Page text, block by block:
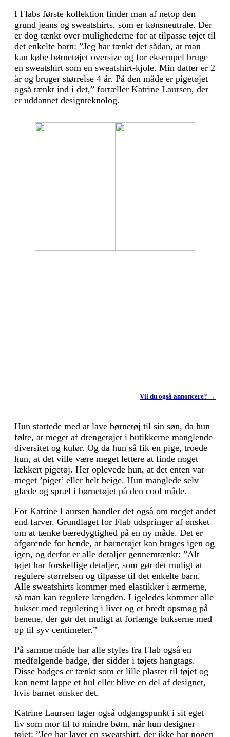
I Flabs første kollektion finder man af netop den
grund jeans og sweatshirts, som er kønsneutrale. Der
er dog tænkt over mulighederne for at tilpasse tøjet til
det enkelte barn: ”Jeg har tænkt det sådan, at man
kan købe børnetøjet oversize og for eksempel bruge
en sweatshirt som en sweatshirt-kjole. Min datter er 2
år og bruger størrelse 4 år. På den måde er pigetøjet
også tænkt ind i det,” fortæller Katrine Laursen, der
er uddannet designteknolog.
Vil du også annoncere? →
Hun startede med at lave børnetøj til sin søn, da hun
følte, at meget af drengetøjet i butikkerne manglende
diversitet og kulør. Og da hun så fik en pige, troede
hun, at det ville være meget lettere at finde noget
lækkert pigetøj. Her oplevede hun, at det enten var
meget ’piget’ eller helt beige. Hun manglede selv
glæde og spræl i børnetøjet på den cool måde.
For Katrine Laursen handler det også om meget andet
end farver. Grundlaget for Flab udspringer af ønsket
om at tænke bæredygtighed på en ny måde. Det er
afgørende for hende, at børnetøjet kan bruges igen og
igen, og derfor er alle detaljer gennemtænkt: ”Alt
tøjet har forskellige detaljer, som gør det muligt at
regulere størrelsen og tilpasse til det enkelte barn.
Alle sweatshirts kommer med elastikker i ærmerne,
så man kan regulere længden. Ligeledes kommer alle
bukser med regulering i livet og et bredt opsmøg på
benene, der gør det muligt at forlænge bukserne med
op til syv centimeter.”
På samme måde har alle styles fra Flab også en
medfølgende badge, der sidder i tøjets hangtags.
Disse badges er tænkt som et lille plaster til tøjet og
kan nemt lappe et hul eller blive en del af designet,
hvis barnet ønsker det.
Katrine Laursen tager også udgangspunkt i sit eget
liv som mor til to mindre børn, når hun designer
tøjet: ”Jeg har lavet en sweatshirt, der ikke har nogen